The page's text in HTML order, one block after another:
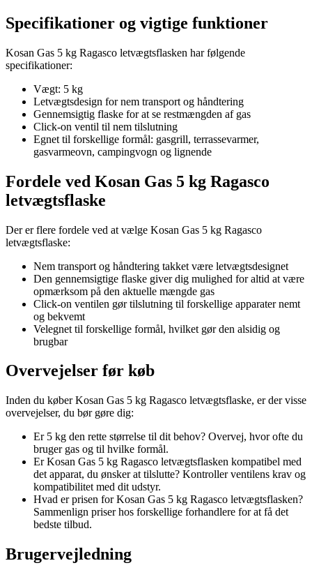
Specifikationer og vigtige funktioner
Kosan Gas 5 kg Ragasco letvægtsflasken har følgende
specifikationer:
Vægt: 5 kg
Letvægtsdesign for nem transport og håndtering
Gennemsigtig flaske for at se restmængden af gas
Click-on ventil til nem tilslutning
Egnet til forskellige formål: gasgrill, terrassevarmer,
gasvarmeovn, campingvogn og lignende
Fordele ved Kosan Gas 5 kg Ragasco
letvægtsflaske
Der er flere fordele ved at vælge Kosan Gas 5 kg Ragasco
letvægtsflaske:
Nem transport og håndtering takket være letvægtsdesignet
Den gennemsigtige flaske giver dig mulighed for altid at være
opmærksom på den aktuelle mængde gas
Click-on ventilen gør tilslutning til forskellige apparater nemt
og bekvemt
Velegnet til forskellige formål, hvilket gør den alsidig og
brugbar
Overvejelser før køb
Inden du køber Kosan Gas 5 kg Ragasco letvægtsflaske, er der visse
overvejelser, du bør gøre dig:
Er 5 kg den rette størrelse til dit behov? Overvej, hvor ofte du
bruger gas og til hvilke formål.
Er Kosan Gas 5 kg Ragasco letvægtsflasken kompatibel med
det apparat, du ønsker at tilslutte? Kontroller ventilens krav og
kompatibilitet med dit udstyr.
Hvad er prisen for Kosan Gas 5 kg Ragasco letvægtsflasken?
Sammenlign priser hos forskellige forhandlere for at få det
bedste tilbud.
Brugervejledning